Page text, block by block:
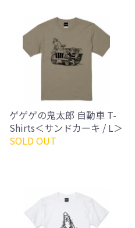
ゲゲゲの鬼太郎 自動車 T-
Shirts＜サンドカーキ / L＞
SOLD OUT